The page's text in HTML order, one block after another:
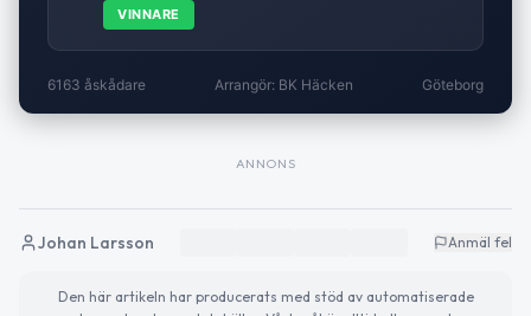
VINNARE
6163 åskådare Arrangör: BK Häcken Göteborg
ANNONS
Johan Larsson Anmäl fel
Den här artikeln har producerats med stöd av automatiserade